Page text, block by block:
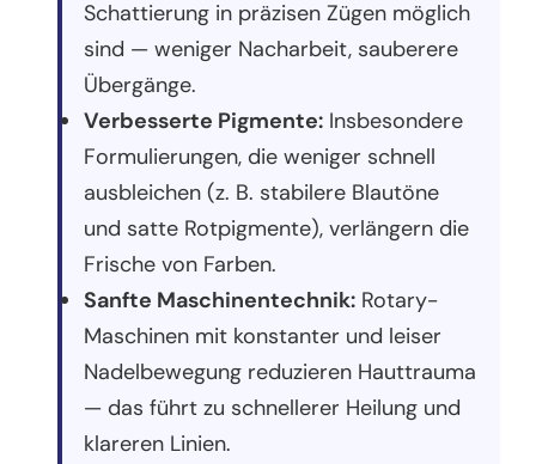
Schattierung in präzisen Zügen möglich
sind — weniger Nacharbeit, sauberere
Übergänge.
Verbesserte Pigmente: Insbesondere
Formulierungen, die weniger schnell
ausbleichen (z. B. stabilere Blautöne
und satte Rotpigmente), verlängern die
Frische von Farben.
Sanfte Maschinentechnik: Rotary-
Maschinen mit konstanter und leiser
Nadelbewegung reduzieren Hauttrauma
— das führt zu schnellerer Heilung und
klareren Linien.